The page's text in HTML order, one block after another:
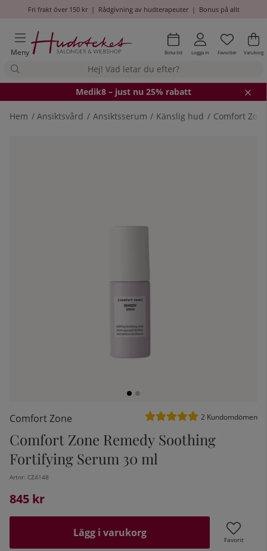
Fri frakt över 150 kr| Rådgivning av hudterapeuter| Bonus på allt
Meny Boka tid Logga in Antal i
.
Favoriter .
Varukorg
Medik8 – just nu 25% rabatt
Hem Ansiktsvård Ansiktsserum Känslig hud Comfort
Comfort Zone Medelbetyg 5 av 5 Antal
2 Kundomdömen
Comfort Zone Remedy Soothing
Fortifying Serum 30 ml
Artnr: CZ4148
845 kr
Lägg i varukorg
Favorit